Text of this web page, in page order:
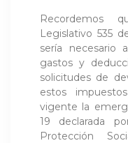
Recordemos
Legislativo 535
sería necesario
gastos y
solicitudes de
estos
vigente la
19 declarada
Protección